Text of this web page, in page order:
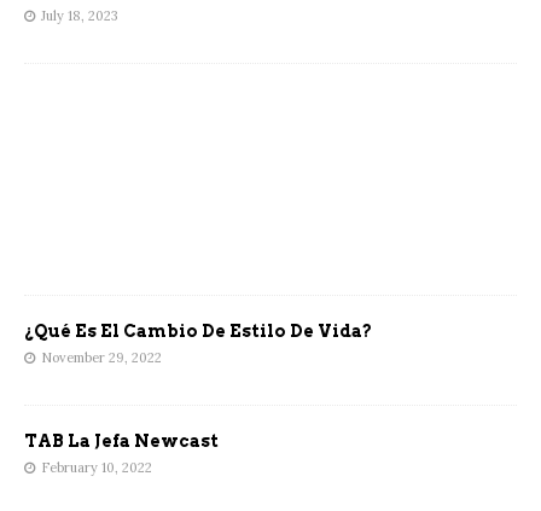
July 18, 2023
¿Qué Es El Cambio De Estilo De Vida?
November 29, 2022
TAB La Jefa Newcast
February 10, 2022